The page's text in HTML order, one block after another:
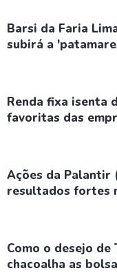
Barsi da Faria
subirá a
Renda fixa isenta
favoritas das
Ações da Palantir
resultados fortes
Como o desejo
chacoalha as